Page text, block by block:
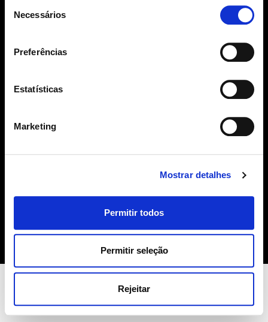
Necessários
Preferências
Estatísticas
Marketing
Mostrar detalhes
Permitir todos
Permitir seleção
Rejeitar
Produtos
Contactos
Política de Cookies